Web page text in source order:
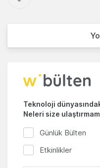
Teknoloji
Neleri size
Günlük Bülten
Etkinlikler